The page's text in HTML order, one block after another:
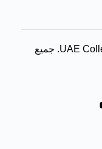
حقوق الطبع والنشر @ 2026 UAE Collector. جميع